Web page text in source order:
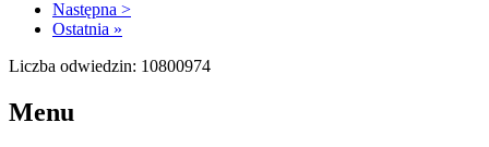
Następna >
Ostatnia »
Liczba odwiedzin: 10800974
Menu